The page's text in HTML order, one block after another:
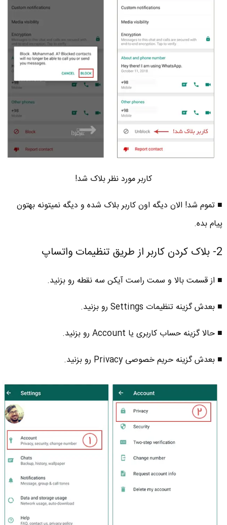
کاربر مورد نظر بلاک شد!
■ تموم شد! الان دیگه اون کاربر بلاک شده و دیگه نمیتونه بهتون
پیام بده.
2- بلاک کردن کاربر از طریق تنظیمات واتساپ
■ از قسمت بالا و سمت راست آیکن سه نقطه رو بزنید.
■ بعدش گزینه تنظیمات Settings رو بزنید.
■ حالا گزینه حساب کاربری یا Account رو بزنید.
■ بعدش گزینه حریم خصوصی Privacy رو بزنید.